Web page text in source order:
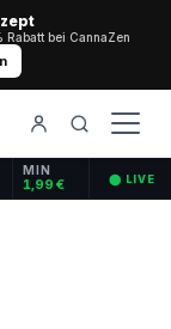
bei CannaZen
MIN
1,99 € ⬤ LIVE